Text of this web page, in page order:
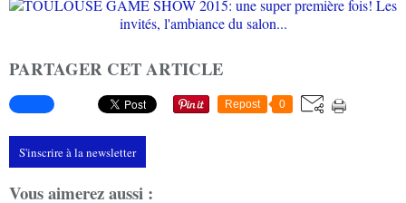
PARTAGER CET ARTICLE
Repost 0
S'inscrire à la newsletter
Vous aimerez aussi :